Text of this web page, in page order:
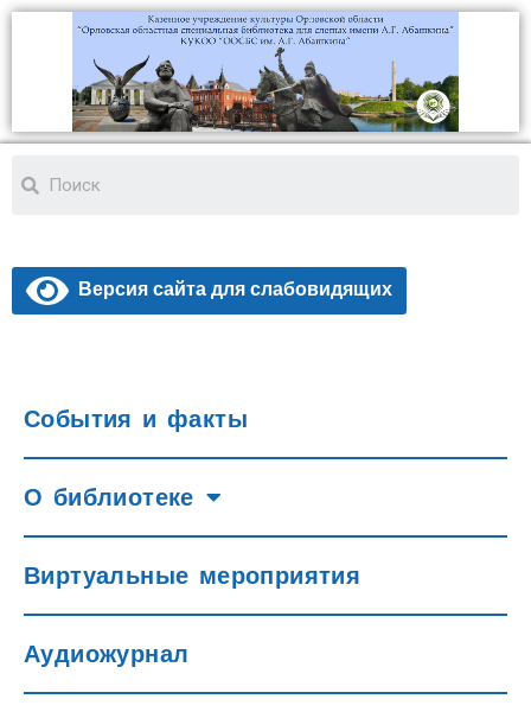
Версия сайта для слабовидящих
События и факты
О библиотеке
Виртуальные мероприятия
Аудиожурнал